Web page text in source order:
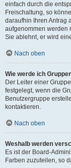
einfach durch die
Freischaltung, so
daraufhin Ihren Antrag
aufgenommen werden
Sie ablehnt, er wird
Nach oben
Wie werde ich
Der Leiter einer
festgelegt, wenn die
Benutzergruppe
kontaktieren.
Nach oben
Weshalb werden
Es ist der Board-
Farben zuzuteilen, so